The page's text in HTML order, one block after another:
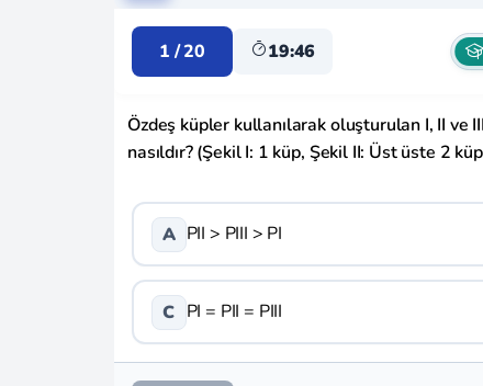
1 / 20 19:46
Özdeş küpler kullanılarak oluşturulan I, II ve
nasıldır? (Şekil I: 1 küp, Şekil II: Üst üste 2
A PII > PIII > PI
C PI = PII = PIII